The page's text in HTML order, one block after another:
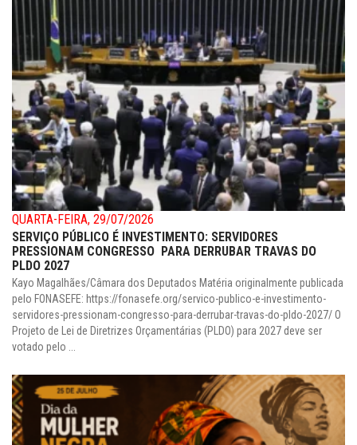
QUARTA-FEIRA, 29/07/2026
SERVIÇO PÚBLICO É INVESTIMENTO: SERVIDORES
PRESSIONAM CONGRESSO PARA DERRUBAR TRAVAS DO
PLDO 2027
Kayo Magalhães/Câmara dos Deputados Matéria originalmente publicada
pelo FONASEFE: https://fonasefe.org/servico-publico-e-investimento-
servidores-pressionam-congresso-para-derrubar-travas-do-pldo-2027/ O
Projeto de Lei de Diretrizes Orçamentárias (PLDO) para 2027 deve ser
votado pelo ...